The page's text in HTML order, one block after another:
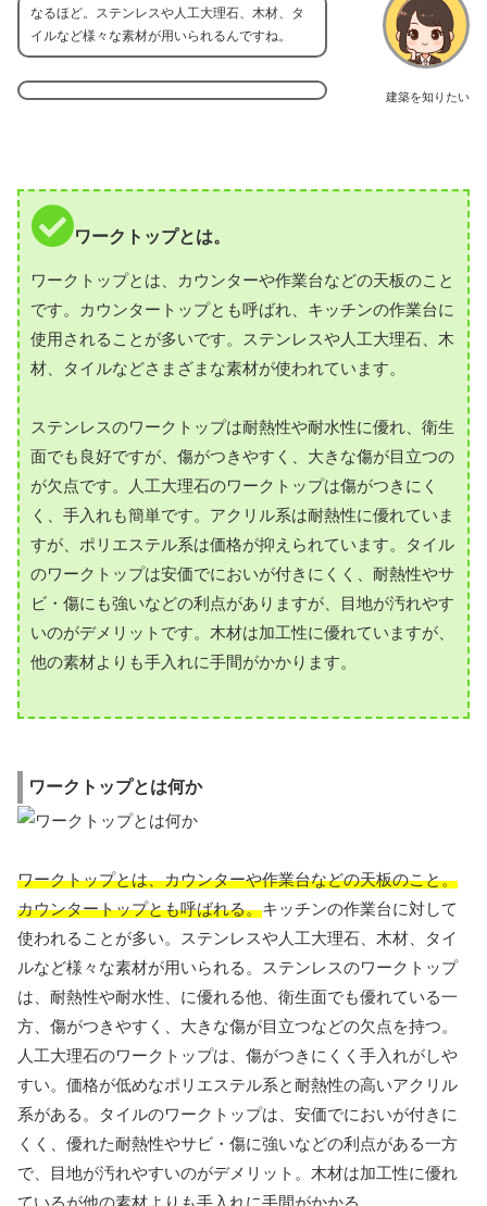
建築を知りたい
なるほど。ステンレスや人工大理石、木材、タ
イルなど様々な素材が用いられるんですね。
ワークトップとは。
ワークトップとは、カウンターや作業台などの天板のこと
です。カウンタートップとも呼ばれ、キッチンの作業台に
使用されることが多いです。ステンレスや人工大理石、木
材、タイルなどさまざまな素材が使われています。
ステンレスのワークトップは耐熱性や耐水性に優れ、衛生
面でも良好ですが、傷がつきやすく、大きな傷が目立つの
が欠点です。人工大理石のワークトップは傷がつきにく
く、手入れも簡単です。アクリル系は耐熱性に優れていま
すが、ポリエステル系は価格が抑えられています。タイル
のワークトップは安価でにおいが付きにくく、耐熱性やサ
ビ・傷にも強いなどの利点がありますが、目地が汚れやす
いのがデメリットです。木材は加工性に優れていますが、
他の素材よりも手入れに手間がかかります。
ワークトップとは何か
ワークトップとは、カウンターや作業台などの天板のこと。
カウンタートップとも呼ばれる。キッチンの作業台に対して
使われることが多い。ステンレスや人工大理石、木材、タイ
ルなど様々な素材が用いられる。ステンレスのワークトップ
は、耐熱性や耐水性、に優れる他、衛生面でも優れている一
方、傷がつきやすく、大きな傷が目立つなどの欠点を持つ。
人工大理石のワークトップは、傷がつきにくく手入れがしや
すい。価格が低めなポリエステル系と耐熱性の高いアクリル
系がある。タイルのワークトップは、安価でにおいが付きに
くく、優れた耐熱性やサビ・傷に強いなどの利点がある一方
で、目地が汚れやすいのがデメリット。木材は加工性に優れ
ているが他の素材よりも手入れに手間がかかる。